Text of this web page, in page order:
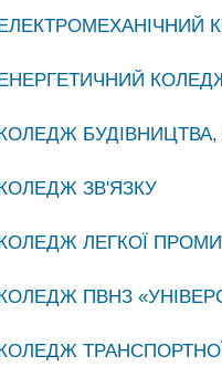
ЗВ'ЯЗКУ
ЛЕГКОЇ
ПВНЗ